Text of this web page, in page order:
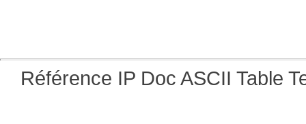
Référence IP Doc ASCII Table